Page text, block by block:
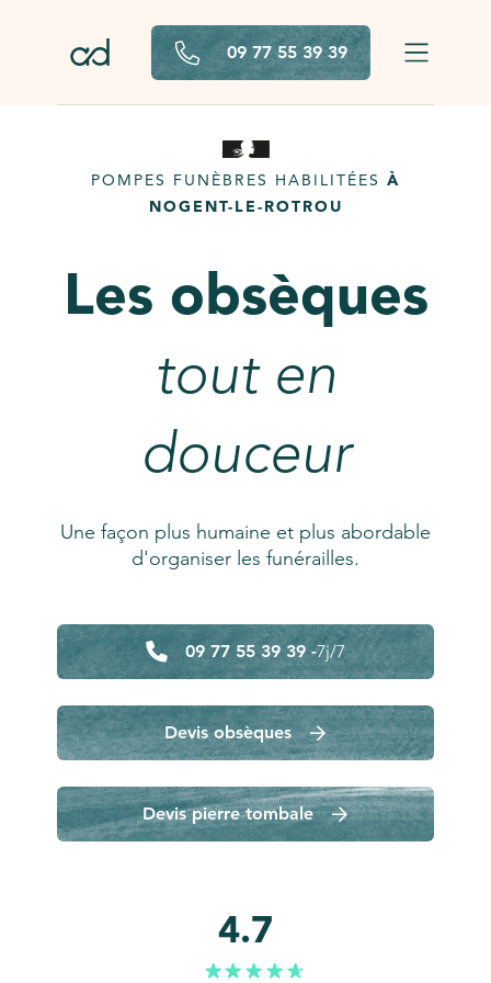
09 77 55 39 39
POMPES FUNÈBRES HABILITÉES À
NOGENT-LE-ROTROU
Les obsèques
tout en
douceur
Une façon plus humaine et plus abordable
d'organiser les funérailles.
09 77 55 39 39 -7j/7
Devis obsèques
Devis pierre tombale
4.7